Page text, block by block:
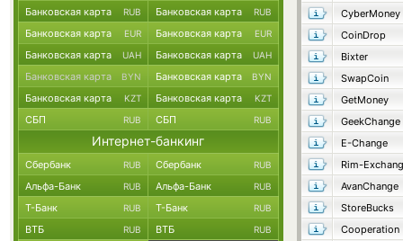
CyberMoney
CoinDrop
Bixter
SwapCoin
GetMoney
GeekChange
E-Change
Rim-
AvanChange
StoreBucks
Cooperation
Банковская карта RUB Банковская карта RUB
Банковская карта EUR Банковская карта EUR
Банковская карта UAH Банковская карта UAH
Банковская карта BYN Банковская карта BYN
Банковская карта KZT Банковская карта KZT
СБП RUB СБП RUB
Интернет-банкинг
Сбербанк RUB Сбербанк RUB
Альфа-Банк RUB Альфа-Банк RUB
Т-Банк RUB Т-Банк RUB
ВТБ RUB ВТБ RUB